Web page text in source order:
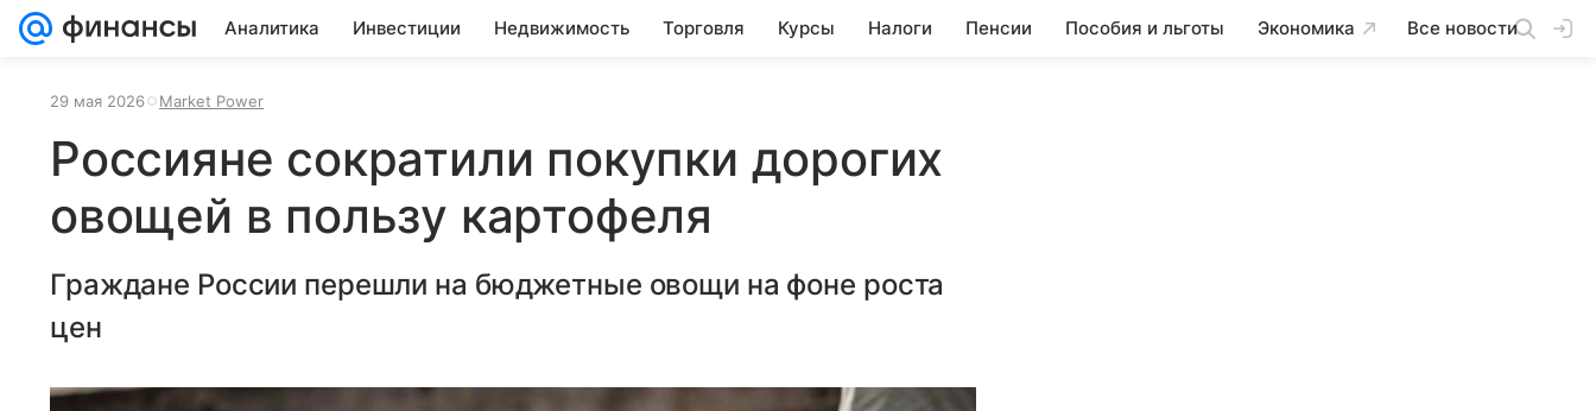
Аналитика Инвестиции Недвижимость Торговля Курсы Налоги Пенсии Пособия и льготы Экономика Все новости
29 мая 2026 Market Power
Россияне сократили покупки дорогих
овощей в пользу картофеля
Граждане России перешли на бюджетные овощи на фоне роста
цен